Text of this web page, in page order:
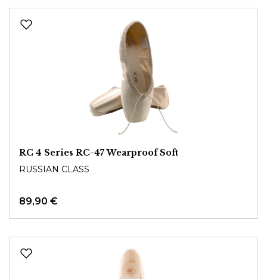
RC 4 Series RC-47 Wearproof Soft
RUSSIAN CLASS
89,90 €